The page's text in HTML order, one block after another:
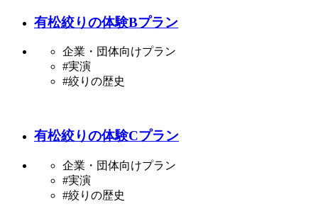
有松絞りの体験Bプラン
企業・団体向けプラン
#実演
#絞りの歴史
有松絞りの体験Cプラン
企業・団体向けプラン
#実演
#絞りの歴史